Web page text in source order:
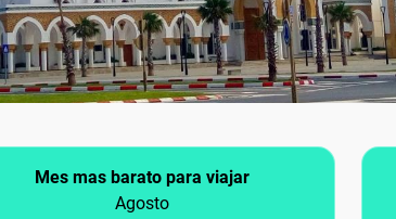
Mes mas barato para viajar
Agosto